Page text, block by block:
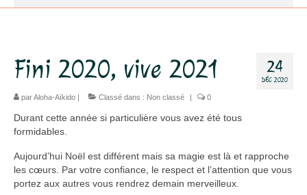
Horaires – Adresse
Tarifs – Inscription
Aïkido
24
DÉC 2020
Fini 2020, vive 2021
parAloha-Aïkido | Classé dans : Non classé | 0
Durant cette année si particulière vous avez été tous
formidables.
Aujourd’hui Noël est différent mais sa magie est là et rapproche
les cœurs. Par votre confiance, le respect et l’attention que vous
portez aux autres vous rendrez demain merveilleux.